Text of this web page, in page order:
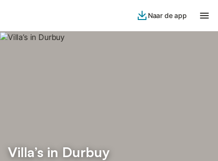
Naar de app
Villa’s in Durbuy